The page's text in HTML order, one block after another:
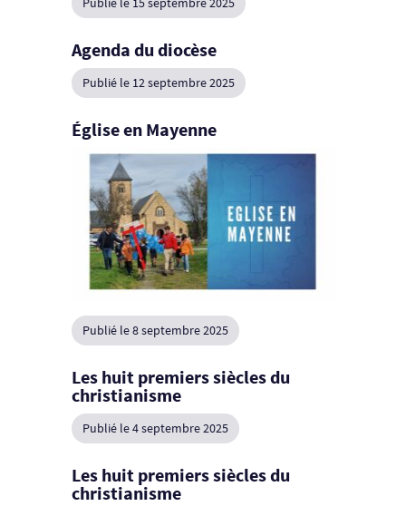
Agenda du diocèse
Publié le 12 septembre 2025
Église en Mayenne
Publié le 8 septembre 2025
Les huit premiers siècles du
christianisme
Publié le 4 septembre 2025
Les huit premiers siècles du
christianisme